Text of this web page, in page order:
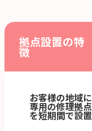
拠点設置の特
徴
お客様の地域に
専用の修理拠点
を短期間で設置